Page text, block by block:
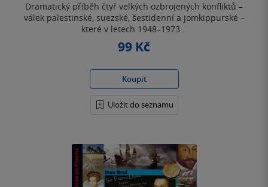
Dramatický příběh čtyř velkých ozbrojených konfliktů –
válek palestinské, suezské, šestidenní a jomkippurské –
které v letech 1948–1973...
99 Kč
Koupit
Uložit do seznamu